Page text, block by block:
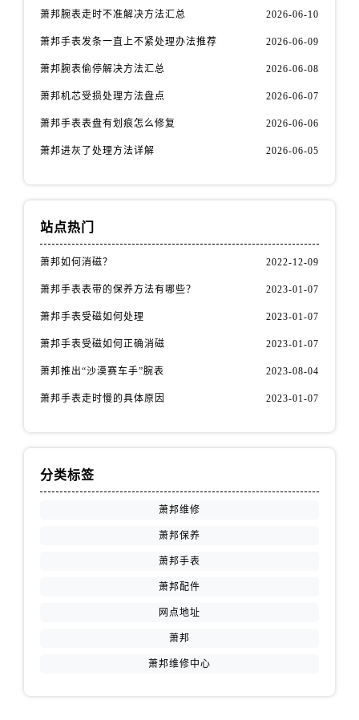
萧邦腕表走时不准解决方法汇总 2026-06-10
萧邦手表发条一直上不紧处理办法推荐 2026-06-09
萧邦腕表偷停解决方法汇总 2026-06-08
萧邦机芯受损处理方法盘点 2026-06-07
萧邦手表表盘有划痕怎么修复 2026-06-06
萧邦进灰了处理方法详解 2026-06-05
站点热门
萧邦如何消磁？ 2022-12-09
萧邦手表表带的保养方法有哪些？ 2023-01-07
萧邦手表受磁如何处理 2023-01-07
萧邦手表受磁如何正确消磁 2023-01-07
萧邦推出“沙漠赛车手”腕表 2023-08-04
萧邦手表走时慢的具体原因 2023-01-07
分类标签
萧邦维修
萧邦保养
萧邦手表
萧邦配件
网点地址
萧邦
萧邦维修中心